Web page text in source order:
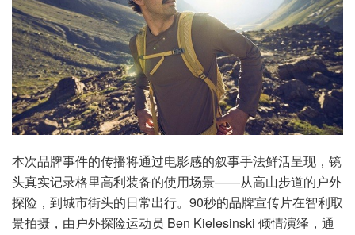
本次品牌事件的传播将通过电影感的叙事手法鲜活呈现，镜
头真实记录格里高利装备的使用场景——从高山步道的户外
探险，到城市街头的日常出行。90秒的品牌宣传片在智利取
景拍摄，由户外探险运动员 Ben Kielesinski 倾情演绎，通